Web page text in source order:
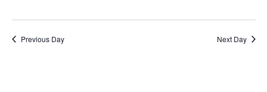
Previous Day Next Day